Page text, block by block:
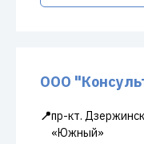
ООО
📍пр-кт.
«Южный»